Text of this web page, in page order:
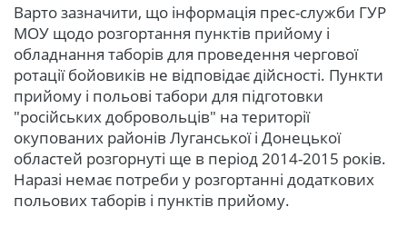
Варто зазначити, що інформація прес-служби ГУР
МОУ щодо розгортання пунктів прийому і
обладнання таборів для проведення чергової
ротації бойовиків не відповідає дійсності. Пункти
прийому і польові табори для підготовки
"російських добровольців" на території
окупованих районів Луганської і Донецької
областей розгорнуті ще в період 2014-2015 років.
Наразі немає потреби у розгортанні додаткових
польових таборів і пунктів прийому.